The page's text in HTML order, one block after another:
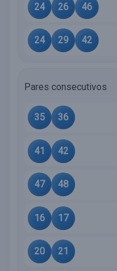
24 26 46
24 29 42
Pares consecutivos
35 36
41 42
47 48
16 17
20 21